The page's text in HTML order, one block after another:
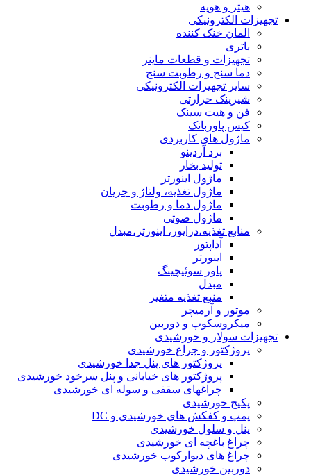
هیتر و هویه
تجهیزات الکترونیکی
المان خنک کننده
باتری
تجهیزات و قطعات ماینر
دما سنج و رطوبت سنج
سایر تجهیزات الکترونیکی
شیرینک حرارتی
فن و هیت سینک
کیس پاوربانک
ماژول های کاربردی
برد آردینو
تولید بخار
ماژول اینورتر
ماژول تغذیه، ولتاژ و جریان
ماژول دما و رطوبت
ماژول صوتی
منابع تغذیه،درایور، اینورتر،مبدل
آداپتور
اینورتر
پاور سوئیچینگ
مبدل
منبع تغذیه متغیر
موتور و آرمیچر
میکروسکوپ و دوربین
تجهیزات سولار و خورشیدی
پروژکتور و چراغ خورشیدی
پروژکتور های پنل جدا خورشیدی
پروژکتور های خیابانی و پنل سرخود خورشیدی
چراغهای سقفی و سوله ای خورشیدی
پکیج خورشیدی
پمپ و کفکش های خورشیدی و DC
پنل و سلول خورشیدی
چراغ باغچه ای خورشیدی
چراغ های دیوارکوب خورشیدی
دوربین خورشیدی